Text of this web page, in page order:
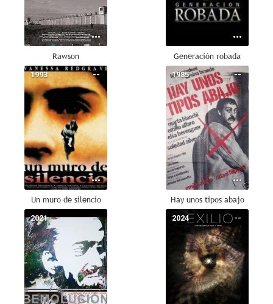
Rawson Generación robada
--
1993
Un muro de silencio
--
1985
Hay unos tipos abajo
--
2021 --
2024